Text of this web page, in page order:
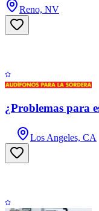
Reno, NV
¿Problemas para
Los Angeles, CA